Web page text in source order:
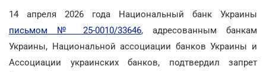
14 апреля 2026 года Национальный банк Украины
письмом № 25-0010/33646, адресованным банкам
Украины, Национальной ассоциации банков Украины и
Ассоциации украинских банков, подтвердил запрет